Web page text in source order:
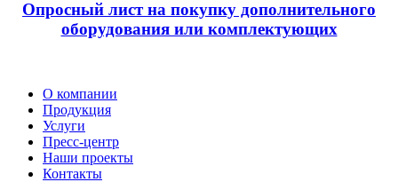
Опросный лист на покупку дополнительного
оборудования или комплектующих
О компании
Продукция
Услуги
Пресс-центр
Наши проекты
Контакты